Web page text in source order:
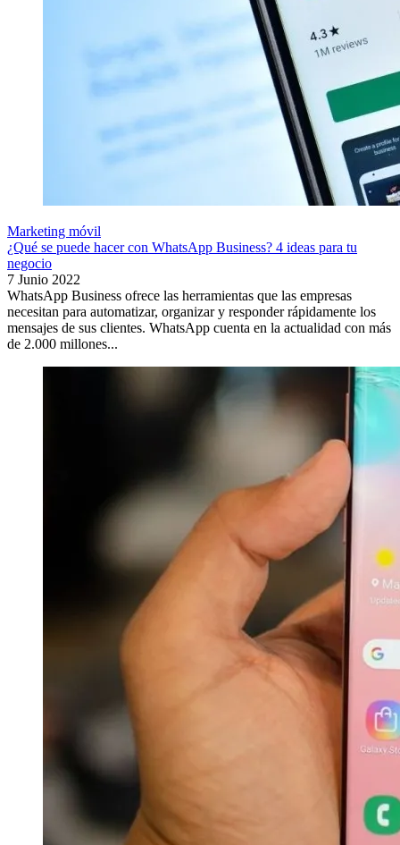
Marketing móvil
¿Qué se puede hacer con WhatsApp Business? 4 ideas para tu
negocio
7 Junio 2022
WhatsApp Business ofrece las herramientas que las empresas
necesitan para automatizar, organizar y responder rápidamente los
mensajes de sus clientes. WhatsApp cuenta en la actualidad con más
de 2.000 millones...